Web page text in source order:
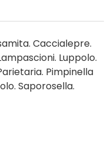
Caccialepre.
Luppolo.
Pimpinella
Saporosella.